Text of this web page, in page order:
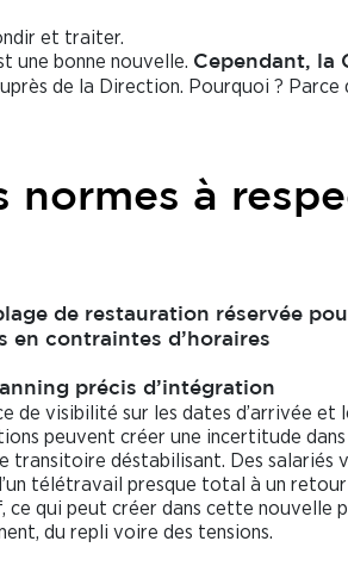
et traiter.
une bonne nouvelle. Cependant, la
de la Direction. Pourquoi ? Parce
normes à
de restauration réservée
en contraintes d’horaires
précis d’intégration
de visibilité sur les dates d’arrivée et
peuvent créer une incertitude dans
transitoire déstabilisant. Des salariés
télétravail presque total à un
ce qui peut créer dans cette nouvelle
du repli voire des tensions.